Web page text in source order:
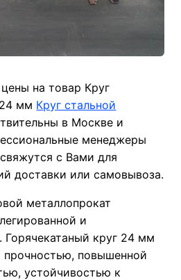
на товар Круг
мм Круг стальной
в Москве и
менеджеры
с Вами для
доставки или самовывоза.
металлопрокат
и
Горячекатаный круг 24 мм
прочностью, повышенной
устойчивостью к